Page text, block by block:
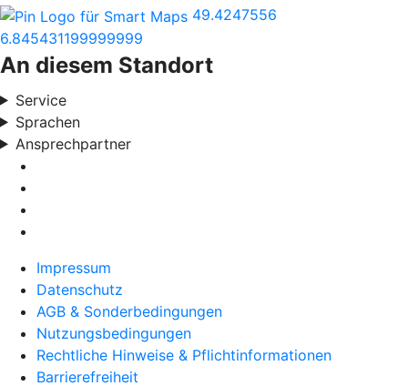
49.4247556
6.845431199999999
An diesem Standort
Service
Sprachen
Ansprechpartner
Impressum
Datenschutz
AGB & Sonderbedingungen
Nutzungsbedingungen
Rechtliche Hinweise & Pflichtinformationen
Barrierefreiheit